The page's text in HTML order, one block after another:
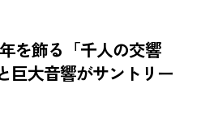
を飾る「千人の交響
大音響がサントリー